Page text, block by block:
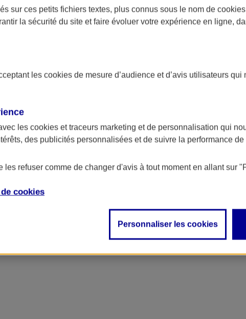
sur ces petits fichiers textes, plus connus sous le nom de cookies
la sécurité du site et faire évoluer votre expérience en ligne,
les cookies de mesure d’audience et d’avis utilisateurs
les cookies et traceurs marketing et de personnalisation qui
des publicités personnalisées et de suivre la performance
les refuser comme de changer d'avis à tout moment en allant sur
cookies
Personnaliser les cookies